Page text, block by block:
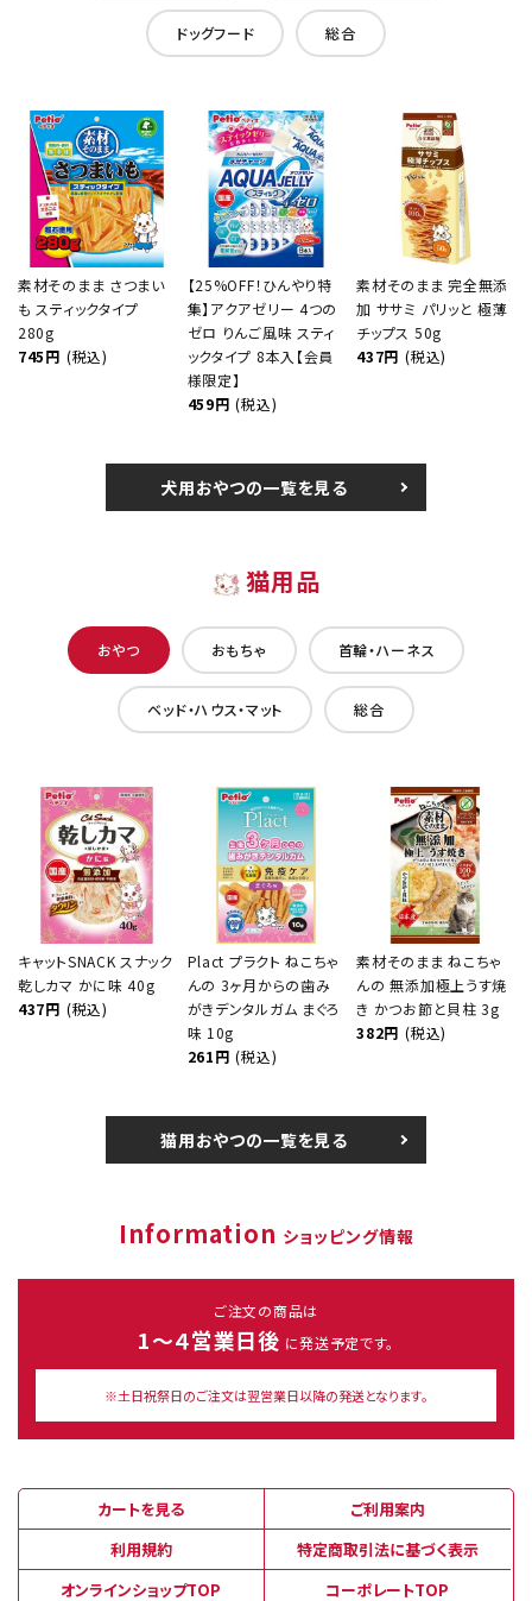
ドッグフード 総合
素材そのまま さつまい
も スティックタイプ
280g
745円 (税込)
【25%OFF！ひんやり特
集】アクアゼリー 4つの
ゼロ りんご風味 スティ
ックタイプ 8本入【会員
様限定】
459円 (税込)
素材そのまま 完全無添
加 ササミ パリッと 極薄
チップス 50g
437円 (税込)
犬用おやつの一覧を見る
猫用品
おやつ おもちゃ 首輪・ハーネス
ベッド・ハウス・マット 総合
キャットSNACK スナック
乾しカマ かに味 40g
437円 (税込)
Plact プラクト ねこちゃ
んの 3ヶ月からの歯み
がきデンタルガム まぐろ
味 10g
261円 (税込)
素材そのまま ねこちゃ
んの 無添加極上うす焼
き かつお節と貝柱 3g
382円 (税込)
猫用おやつの一覧を見る
Information ショッピング情報
ご注文の商品は
1～４営業日後 に発送予定です。
※土日祝祭日のご注文は翌営業日以降の発送となります。
カートを見る
ご利用案内
利用規約
特定商取引法に基づく表示
オンラインショップTOP
コーポレートTOP